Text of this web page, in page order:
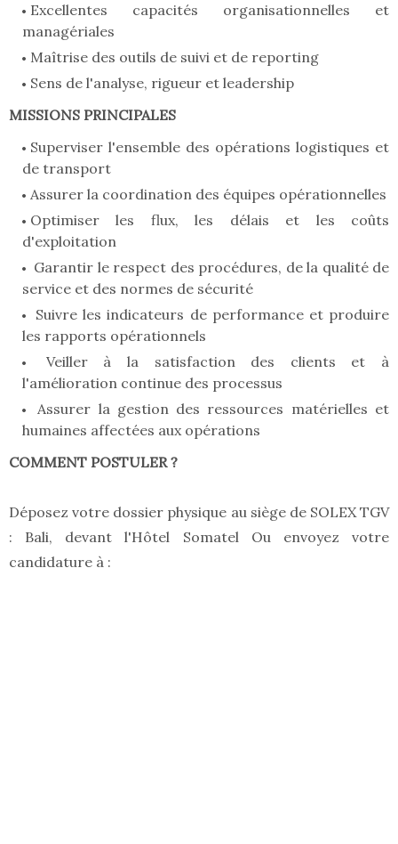
Excellentes capacités organisationnelles et
managériales
Maîtrise des outils de suivi et de reporting
Sens de l'analyse, rigueur et leadership
MISSIONS PRINCIPALES
Superviser l'ensemble des opérations logistiques et
de transport
Assurer la coordination des équipes opérationnelles
Optimiser les flux, les délais et les coûts
d'exploitation
Garantir le respect des procédures, de la qualité de
service et des normes de sécurité
Suivre les indicateurs de performance et produire
les rapports opérationnels
Veiller à la satisfaction des clients et à
l'amélioration continue des processus
Assurer la gestion des ressources matérielles et
humaines affectées aux opérations
COMMENT POSTULER ?
Déposez votre dossier physique au siège de SOLEX TGV
: Bali, devant l'Hôtel Somatel Ou envoyez votre
candidature à :